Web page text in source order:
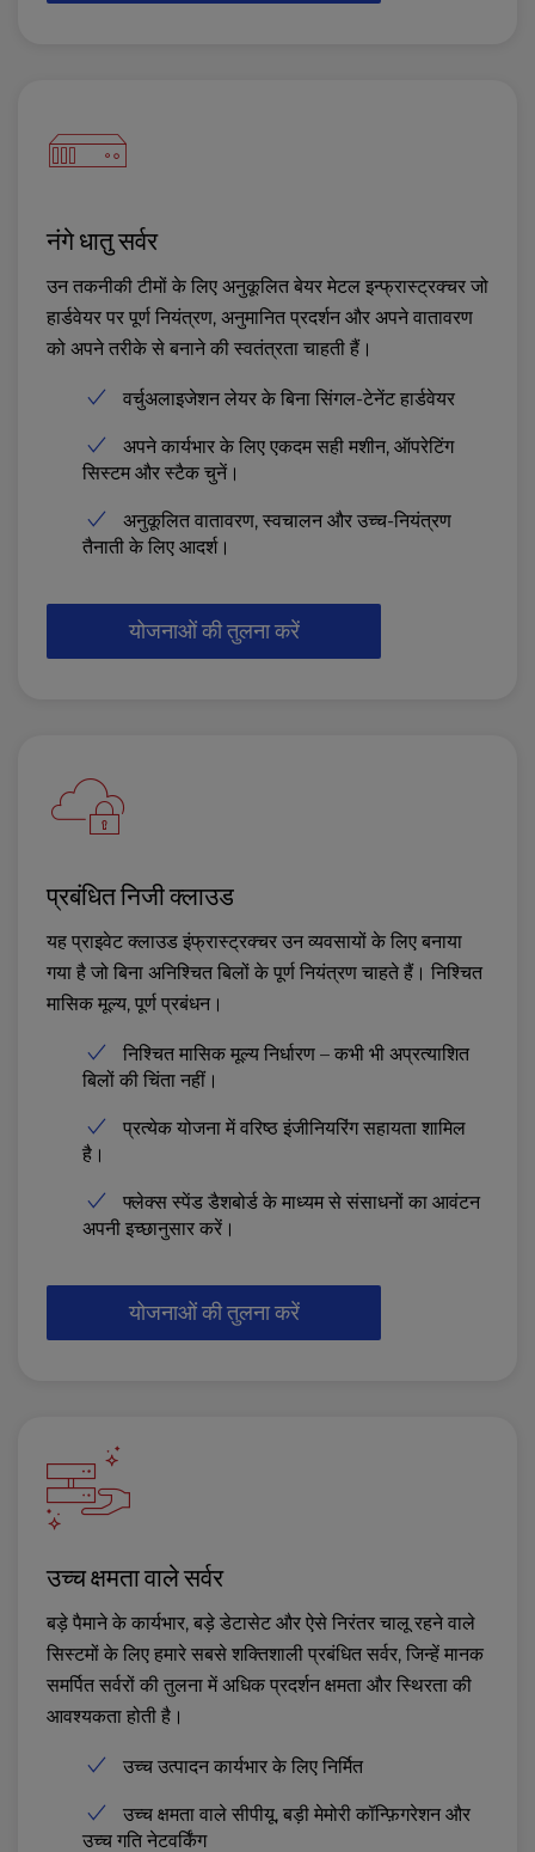
नंगे धातु सर्वर
उन तकनीकी टीमों के लिए अनुकूलित बेयर मेटल इन्फ्रास्ट्रक्चर जो
हार्डवेयर पर पूर्ण नियंत्रण, अनुमानित प्रदर्शन और अपने वातावरण
को अपने तरीके से बनाने की स्वतंत्रता चाहती हैं।
वर्चुअलाइजेशन लेयर के बिना सिंगल-टेनेंट हार्डवेयर
अपने कार्यभार के लिए एकदम सही मशीन, ऑपरेटिंग
सिस्टम और स्टैक चुनें।
अनुकूलित वातावरण, स्वचालन और उच्च-नियंत्रण
तैनाती के लिए आदर्श।
योजनाओं की तुलना करें
प्रबंधित निजी क्लाउड
यह प्राइवेट क्लाउड इंफ्रास्ट्रक्चर उन व्यवसायों के लिए बनाया
गया है जो बिना अनिश्चित बिलों के पूर्ण नियंत्रण चाहते हैं। निश्चित
मासिक मूल्य, पूर्ण प्रबंधन।
निश्चित मासिक मूल्य निर्धारण – कभी भी अप्रत्याशित
बिलों की चिंता नहीं।
प्रत्येक योजना में वरिष्ठ इंजीनियरिंग सहायता शामिल
है।
फ्लेक्स स्पेंड डैशबोर्ड के माध्यम से संसाधनों का आवंटन
अपनी इच्छानुसार करें।
योजनाओं की तुलना करें
उच्च क्षमता वाले सर्वर
बड़े पैमाने के कार्यभार, बड़े डेटासेट और ऐसे निरंतर चालू रहने वाले
सिस्टमों के लिए हमारे सबसे शक्तिशाली प्रबंधित सर्वर, जिन्हें मानक
समर्पित सर्वरों की तुलना में अधिक प्रदर्शन क्षमता और स्थिरता की
आवश्यकता होती है।
उच्च उत्पादन कार्यभार के लिए निर्मित
उच्च क्षमता वाले सीपीयू, बड़ी मेमोरी कॉन्फ़िगरेशन और
उच्च गति नेटवर्किंग